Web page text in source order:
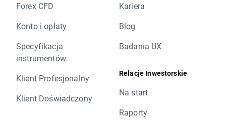
Forex CFD
Konto i opłaty
Specyfikacja
instrumentów
Klient Profesjonalny
Klient Doświadczony
Kariera
Blog
Badania UX
Relacje Inwestorskie
Na start
Raporty